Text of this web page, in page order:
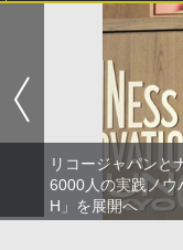
リコージャパンと
6000人の実践ノウ
H」を展開へ